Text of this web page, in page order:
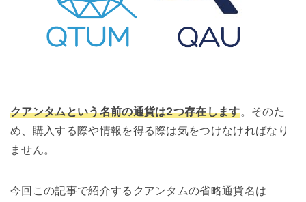
クアンタムという名前の通貨は2つ存在します。そのた
め、購入する際や情報を得る際は気をつけなければなり
ません。
今回この記事で紹介するクアンタムの省略通貨名は